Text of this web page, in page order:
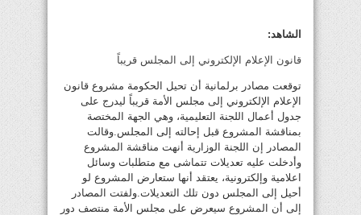
الشاهد:
قانون الإعلام الإلكتروني إلى المجلس قريباً
توقعت مصادر برلمانية أن تحيل الحكومة مشروع قانون
الإعلام الإلكتروني إلى مجلس الأمة قريباً ليدرج على
جدول أعمال اللجنة التعليمية، وهي الجهة المختصة
بمناقشة المشروع قبل إحالته إلى المجلس.وقالت
المصادر إن اللجنة الوزارية أنهت مناقشة المشروع
وأدخلت عليه تعديلات تتماشى مع متطلبات وسائل
اعلامية وإلكترونية، يعتقد أنها ستعارض المشروع لو
أحيل إلى المجلس دون تلك التعديلات.ولفتت المصادر
إلى أن المشروع سيعرض على مجلس الأمة منتصف دور